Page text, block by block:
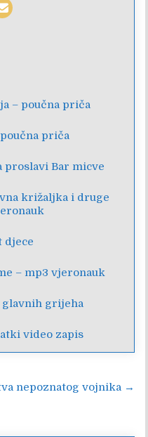
– poučna priča
priča
proslavi Bar micve
križaljka i druge
djece
– mp3 vjeronauk
glavnih grijeha
video zapis
nepoznatog vojnika →